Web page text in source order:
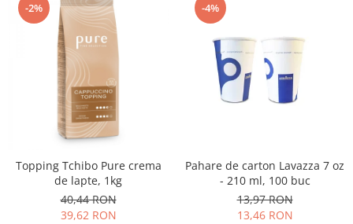
-2%
Topping Tchibo Pure crema
de lapte, 1kg
40,44 RON
39,62 RON
-4%
Pahare de carton Lavazza 7 oz
- 210 ml, 100 buc
13,97 RON
13,46 RON